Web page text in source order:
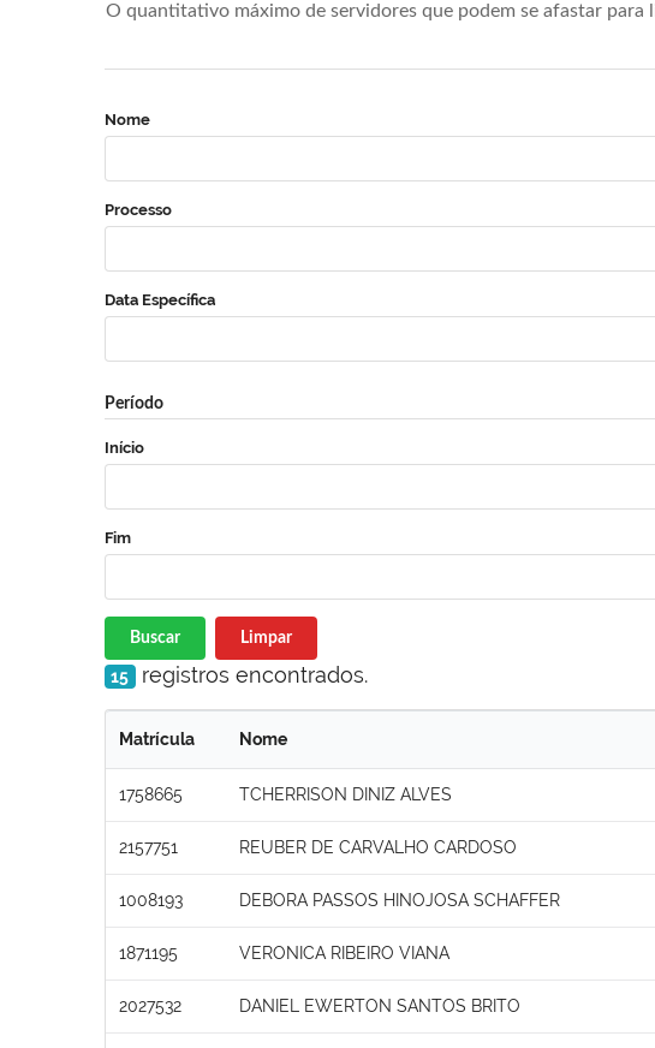
O quantitativo máximo de servidores que podem se afastar
Nome
Processo
Data Específica
Período
Início
Fim
Buscar Limpar
15 registros encontrados.
Matrícula Nome
1758665 TCHERRISON DINIZ ALVES
2157751 REUBER DE CARVALHO CARDOSO
1008193 DEBORA PASSOS HINOJOSA SCHAFFER
1871195 VERONICA RIBEIRO VIANA
2027532 DANIEL EWERTON SANTOS BRITO